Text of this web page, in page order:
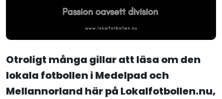
Otroligt många gillar att läsa om den
lokala fotbollen i Medelpad och
Mellannorland här på Lokalfotbollen.nu,